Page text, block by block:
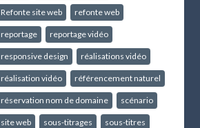
Refonte site web refonte web
reportage reportage vidéo
responsive design réalisations vidéo
réalisation vidéo référencement naturel
réservation nom de domaine scénario
site web sous-titrages sous-titres